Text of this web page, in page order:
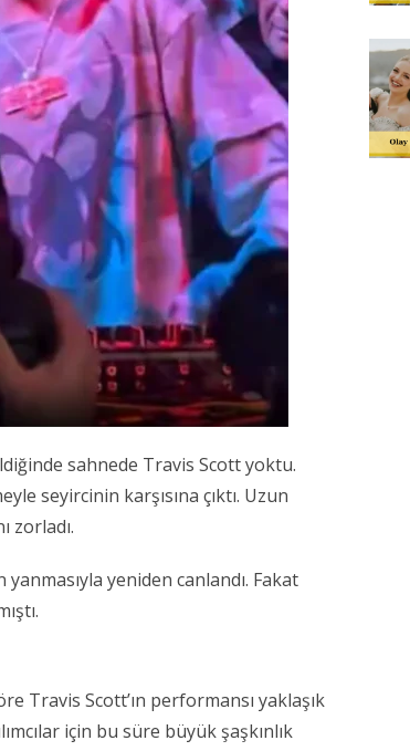
sahnede Travis Scott yoktu.
seyircinin karşısına çıktı. Uzun
zorladı.
yeniden canlandı. Fakat
Travis Scott’ın performansı yaklaşık
için bu süre büyük şaşkınlık